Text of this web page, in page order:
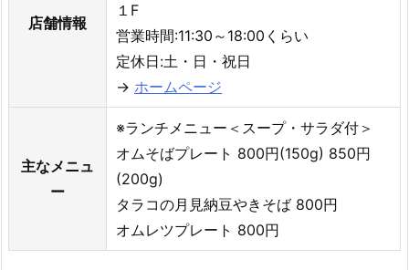
店舗情報
１F
営業時間:11:30～18:00くらい
定休日:土・日・祝日
→ ホームページ
主なメニュ
ー
※ランチメニュー＜スープ・サラダ付＞
オムそばプレート 800円(150g) 850円
(200g)
タラコの月見納豆やきそば 800円
オムレツプレート 800円